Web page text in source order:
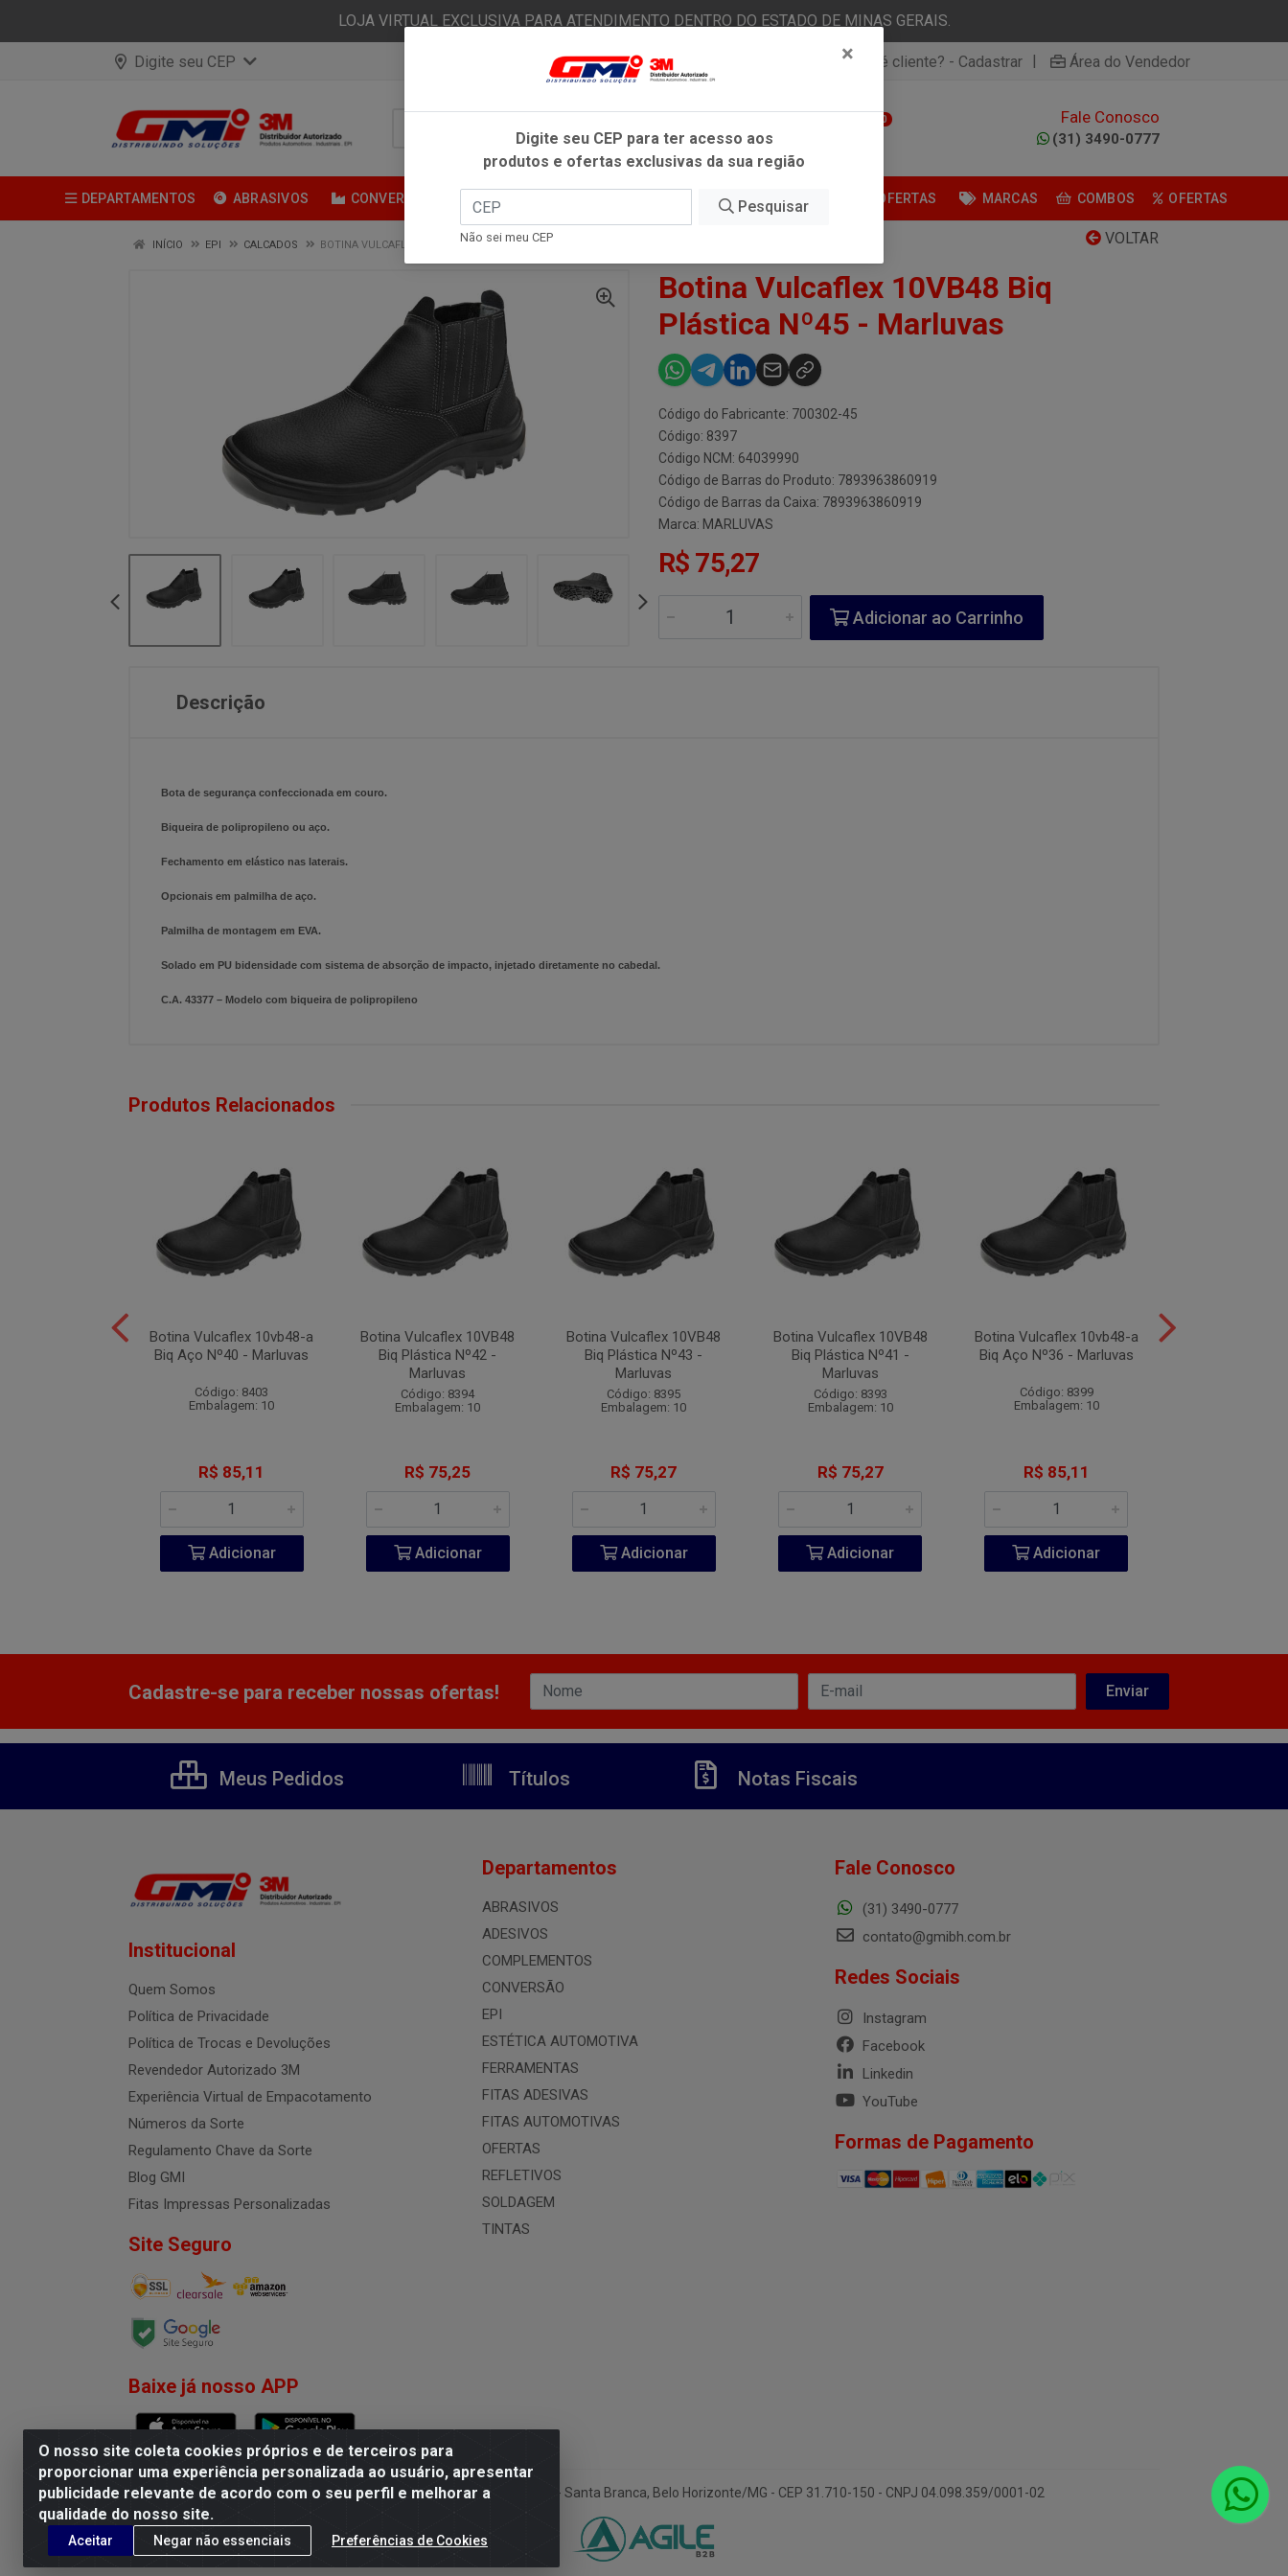
LOJA VIRTUAL EXCLUSIVA PARA ATENDIMENTO DENTRO DO ESTADO DE MINAS GERAIS.
Digite seu CEP Já é cliente? - Entrar Não é cliente? - Cadastrar | Área do Vendedor
0 Fale Conosco
(31) 3490-0777
DEPARTAMENTOS ABRASIVOS CONVERSÃO FITAS ADESIVAS ESTÉTICA AUTOMOTIVA OFERTAS MARCAS COMBOS OFERTAS
VOLTAR
INÍCIO EPI CALCADOS BOTINA VULCAFLEX 10VB48 BIQ PLÁSTICA Nº45 - MARLUVAS
Botina Vulcaflex 10VB48 Biq
Plástica Nº45 - Marluvas
Código do Fabricante: 700302-45
Código: 8397
Código NCM: 64039990
Código de Barras do Produto: 7893963860919
Código de Barras da Caixa: 7893963860919
Marca: MARLUVAS
R$ 75,27
Adicionar ao Carrinho
Descrição
Bota de segurança confeccionada em couro.
Biqueira de polipropileno ou aço.
Fechamento em elástico nas laterais.
Opcionais em palmilha de aço.
Palmilha de montagem em EVA.
Solado em PU bidensidade com sistema de absorção de impacto, injetado diretamente no cabedal.
C.A. 43377 – Modelo com biqueira de polipropileno
Produtos Relacionados
Botina Vulcaflex 10vb48-a
Biq Aço Nº40 - Marluvas
Código: 8403
Embalagem: 10
R$ 85,11
Adicionar
Botina Vulcaflex 10VB48
Biq Plástica Nº42 -
Marluvas
Código: 8394
Embalagem: 10
R$ 75,25
Adicionar
Botina Vulcaflex 10VB48
Biq Plástica Nº43 -
Marluvas
Código: 8395
Embalagem: 10
R$ 75,27
Adicionar
Botina Vulcaflex 10VB48
Biq Plástica Nº41 -
Marluvas
Código: 8393
Embalagem: 10
R$ 75,27
Adicionar
Botina Vulcaflex 10vb48-a
Biq Aço Nº36 - Marluvas
Código: 8399
Embalagem: 10
R$ 85,11
Adicionar
O nosso site coleta cookies próprios e de terceiros para
proporcionar uma experiência personalizada ao usuário, apresentar
publicidade relevante de acordo com o seu perfil e melhorar a
qualidade do nosso site.
Aceitar Negar não essenciais Preferências de Cookies
Cadastre-se para receber nossas ofertas!
Meus Pedidos Títulos Notas Fiscais
Institucional
Quem Somos
Política de Privacidade
Política de Trocas e Devoluções
Revendedor Autorizado 3M
Experiência Virtual de Empacotamento
Números da Sorte
Regulamento Chave da Sorte
Blog GMI
Fitas Impressas Personalizadas
Site Seguro
Baixe já nosso APP
Departamentos
ABRASIVOS
ADESIVOS
COMPLEMENTOS
CONVERSÃO
EPI
ESTÉTICA AUTOMOTIVA
FERRAMENTAS
FITAS ADESIVAS
FITAS AUTOMOTIVAS
OFERTAS
REFLETIVOS
SOLDAGEM
TINTAS
Fale Conosco
(31) 3490-0777
contato@gmibh.com.br
Redes Sociais
Instagram
Facebook
Linkedin
YouTube
Formas de Pagamento
G.M.I. Distribuidora LTDA - Rua Conselheiro Pena, 50 - Santa Branca, Belo Horizonte/MG - CEP 31.710-150 - CNPJ 04.098.359/0001-02
×
Digite seu CEP para ter acesso aos
produtos e ofertas exclusivas da sua região
Pesquisar
Não sei meu CEP